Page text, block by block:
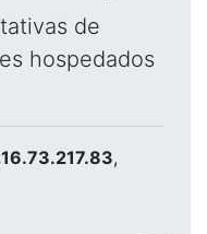
de
hospedados
,